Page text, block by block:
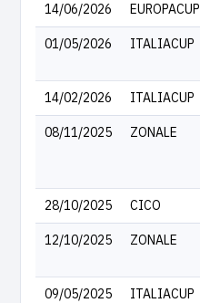
14/06/2026 EUROPACUP
01/05/2026 ITALIACUP
14/02/2026 ITALIACUP
08/11/2025 ZONALE
28/10/2025 CICO
12/10/2025 ZONALE
09/05/2025 ITALIACUP